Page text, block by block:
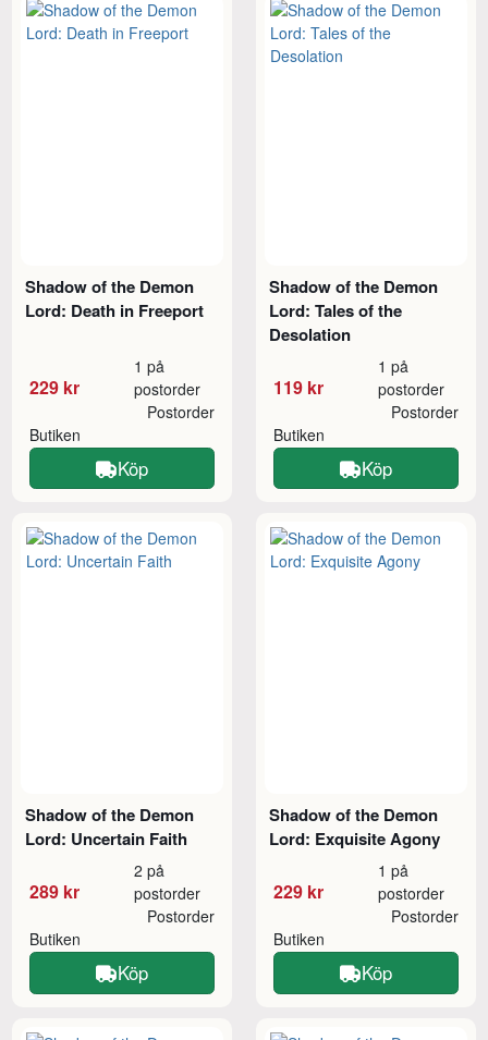
Shadow of the Demon
Lord: Death in Freeport
229 kr
1 på
postorder
Butiken
Postorder
Köp
Shadow of the Demon
Lord: Tales of the
Desolation
119 kr
1 på
postorder
Butiken
Postorder
Köp
Shadow of the Demon
Lord: Uncertain Faith
289 kr
2 på
postorder
Butiken
Postorder
Köp
Shadow of the Demon
Lord: Exquisite Agony
229 kr
1 på
postorder
Butiken
Postorder
Köp